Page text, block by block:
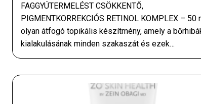
FAGGYÚTERMELÉST CSÖKKENTŐ,
PIGMENTKORREKCIÓS RETINOL KOMPLEX – 50
olyan átfogó topikális készítmény, amely a
kialakulásának minden szakaszát és ezek…